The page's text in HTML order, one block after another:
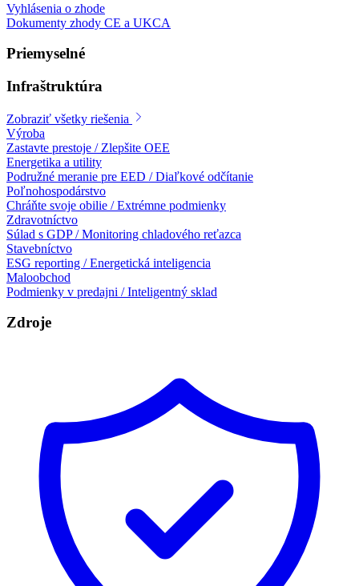
Vyhlásenia o zhode
Dokumenty zhody CE a UKCA
Priemyselné
Infraštruktúra
Zobraziť všetky riešenia
Výroba
Zastavte prestoje / Zlepšite OEE
Energetika a utility
Podružné meranie pre EED / Diaľkové odčítanie
Poľnohospodárstvo
Chráňte svoje obilie / Extrémne podmienky
Zdravotníctvo
Súlad s GDP / Monitoring chladového reťazca
Stavebníctvo
ESG reporting / Energetická inteligencia
Maloobchod
Podmienky v predajni / Inteligentný sklad
Zdroje